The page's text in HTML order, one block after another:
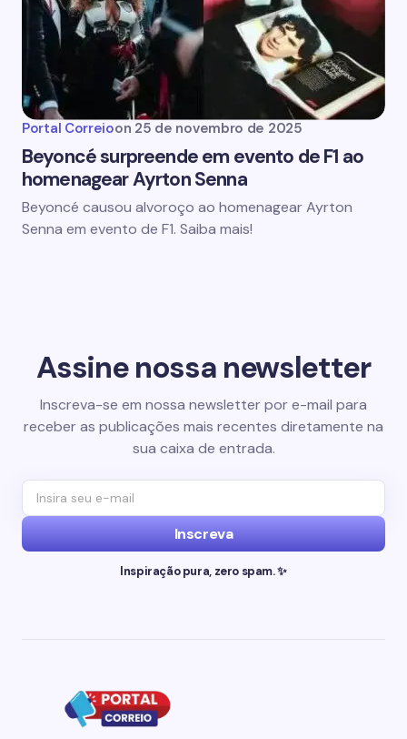
Portal Correioon 25 de novembro de 2025
Beyoncé surpreende em evento de F1 ao
homenagear Ayrton Senna
Beyoncé causou alvoroço ao homenagear Ayrton
Senna em evento de F1. Saiba mais!
Assine nossa newsletter
Inscreva-se em nossa newsletter por e-mail para
receber as publicações mais recentes diretamente na
sua caixa de entrada.
Inscreva
Inspiração pura, zero spam. ✨